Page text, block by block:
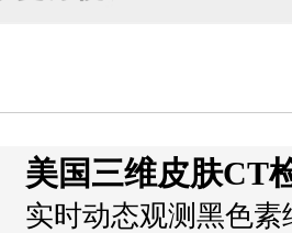
美国三维皮肤CT
实时动态观测黑色